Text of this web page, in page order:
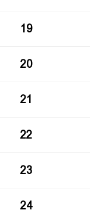
19
20
21
22
23
24